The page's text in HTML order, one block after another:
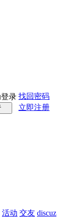
录 找回密码
立即注册
活动 交友 discuz